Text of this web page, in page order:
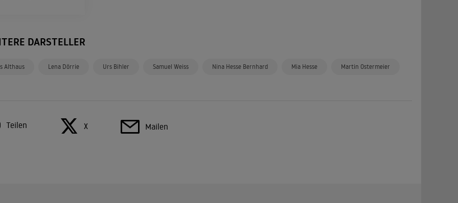
DARSTELLER
Althaus Lena Dörrie Urs Bihler Samuel Weiss Nina Hesse Bernhard Mia Hesse Martin Ostermeier
Teilen X Mailen